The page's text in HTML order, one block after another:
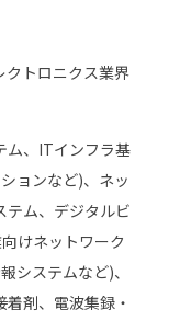
トロニクス業界
ム、ITインフラ基
ョンなど)、ネッ
テム、デジタルビ
けネットワーク
システムなど)、
剤、電波集録・